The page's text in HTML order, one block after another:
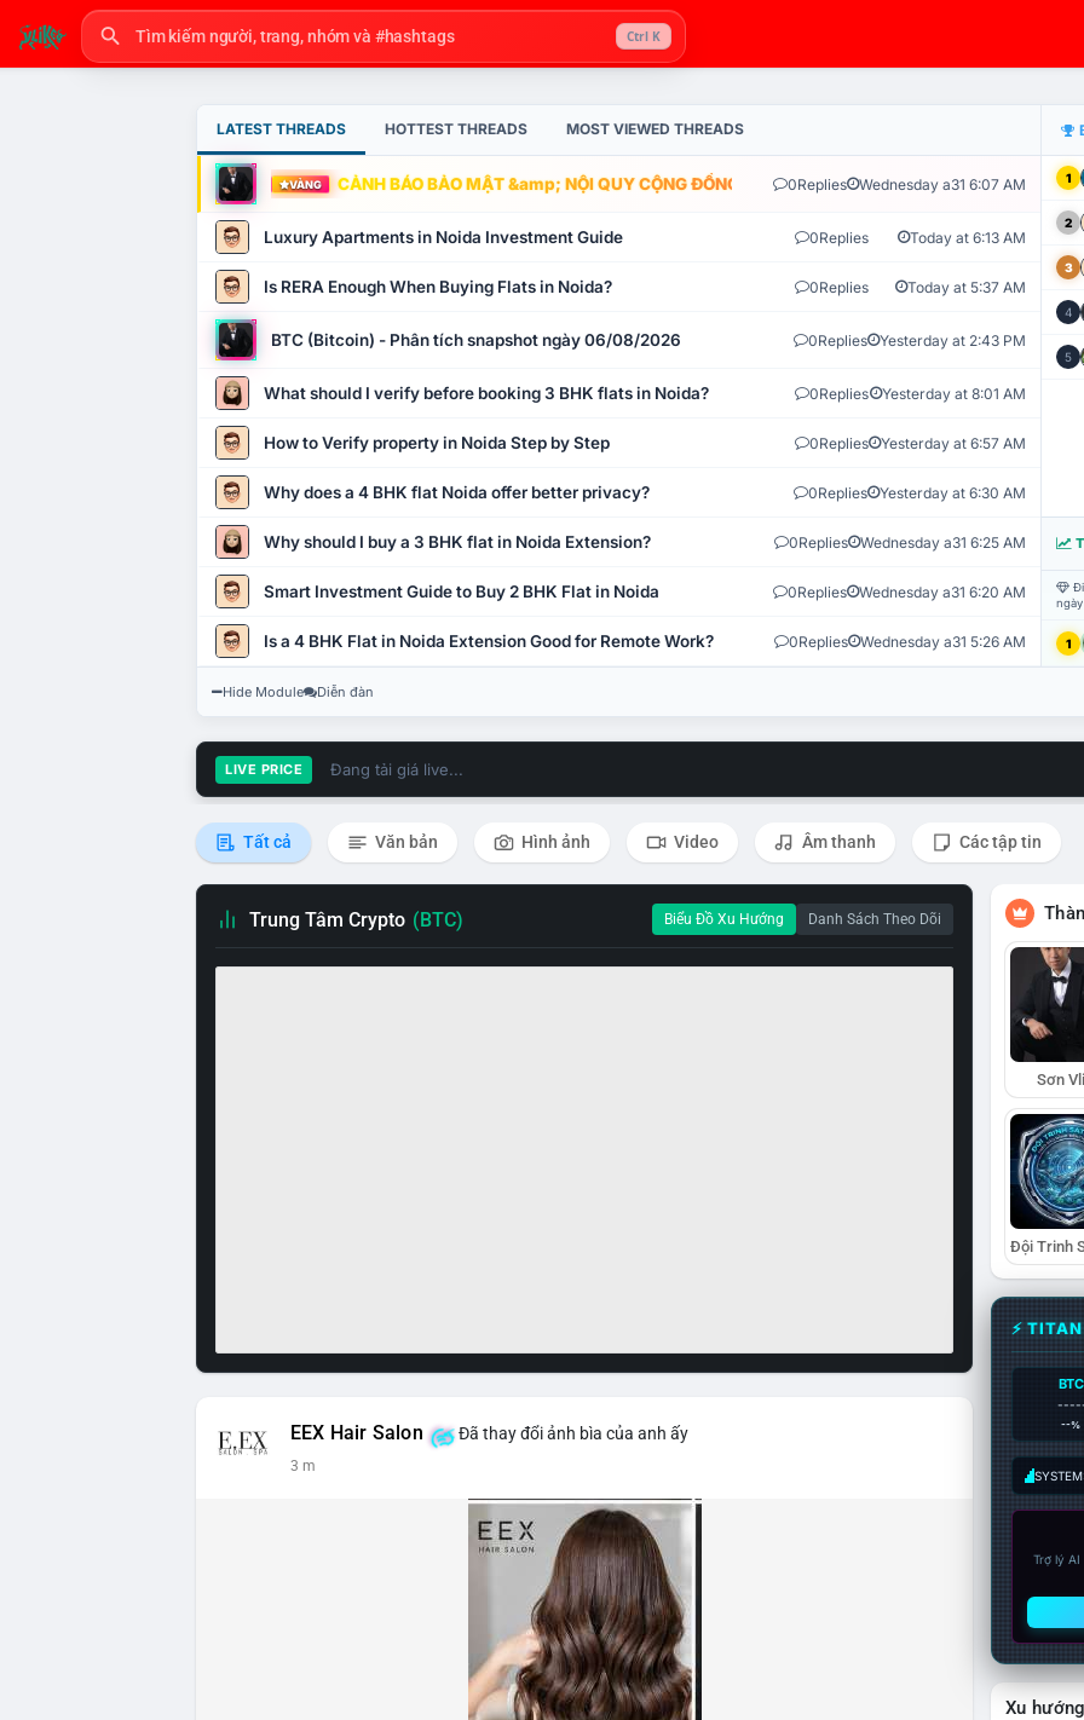
Ctrl K
LATEST THREADS HOTTEST THREADS MOST VIEWED THREADS
VÀNG CẢNH BÁO BẢO MẬT &amp; NỘI QUY CỘNG ĐỒNG VLIKE.VN: HỆ THỐNG GIÁM SÁT TỰ
0Replies Wednesday a31 6:07 AM
Luxury Apartments in Noida Investment Guide 0Replies Today at 6:13 AM
Is RERA Enough When Buying Flats in Noida? 0Replies Today at 5:37 AM
BTC (Bitcoin) - Phân tích snapshot ngày 06/08/2026 0Replies Yesterday at 2:43 PM
What should I verify before booking 3 BHK flats in Noida? 0Replies Yesterday at 8:01 AM
How to Verify property in Noida Step by Step 0Replies Yesterday at 6:57 AM
Why does a 4 BHK flat Noida offer better privacy? 0Replies Yesterday at 6:30 AM
Why should I buy a 3 BHK flat in Noida Extension? 0Replies Wednesday a31 6:25 AM
Smart Investment Guide to Buy 2 BHK Flat in Noida 0Replies Wednesday a31 6:20 AM
Is a 4 BHK Flat in Noida Extension Good for Remote Work? 0Replies Wednesday a31 5:26 AM
1
2
3
4
5
1
Hide Module Diễn đàn
LIVE PRICE Đang tải giá live...
Tất cả Văn bản Hình ảnh Video Âm thanh Các tập tin
Trung Tâm Crypto (BTC) Biểu Đồ Xu Hướng Danh Sách Theo Dõi
EEX Hair Salon Đã thay đổi ảnh bìa của anh ấy
3 m
Sơn
⚡
BTC
--%
Trợ lý
Xu